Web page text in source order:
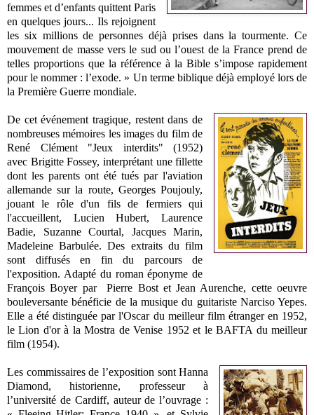
femmes et d’enfants quittent Paris
en quelques jours... Ils rejoignent
les six millions de personnes déjà prises dans la tourmente. Ce
mouvement de masse vers le sud ou l’ouest de la France prend de
telles proportions que la référence à la Bible s’impose rapidement
pour le nommer : l’exode. » Un terme biblique déjà employé lors de
la Première Guerre mondiale.
De cet événement tragique, restent dans de
nombreuses mémoires les images du film de
René Clément "Jeux interdits" (1952)
avec Brigitte Fossey, interprétant une fillette
dont les parents ont été tués par l'aviation
allemande sur la route, Georges Poujouly,
jouant le rôle d'un fils de fermiers qui
l'accueillent, Lucien Hubert, Laurence
Badie, Suzanne Courtal, Jacques Marin,
Madeleine Barbulée. Des extraits du film
sont diffusés en fin du parcours de
l'exposition. Adapté du roman éponyme de
François Boyer par Pierre Bost et Jean Aurenche, cette oeuvre
bouleversante bénéficie de la musique du guitariste Narciso Yepes.
Elle a été distinguée par l'Oscar du meilleur film étranger en 1952,
le Lion d'or à la Mostra de Venise 1952 et le BAFTA du meilleur
film (1954).
Les commissaires de l’exposition sont Hanna
Diamond, historienne, professeur à
l’université de Cardiff, auteur de l’ouvrage :